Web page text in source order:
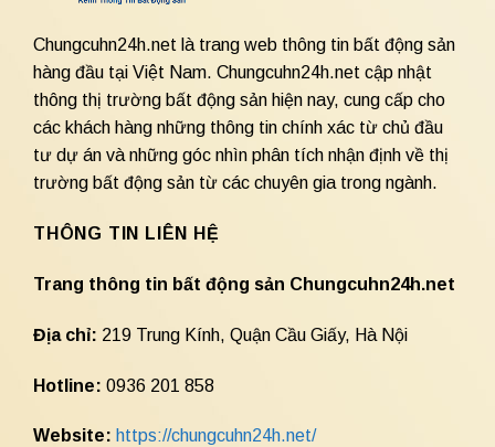
Chungcuhn24h.net là trang web thông tin bất động sản
hàng đầu tại Việt Nam. Chungcuhn24h.net cập nhật
thông thị trường bất động sản hiện nay, cung cấp cho
các khách hàng những thông tin chính xác từ chủ đầu
tư dự án và những góc nhìn phân tích nhận định về thị
trường bất động sản từ các chuyên gia trong ngành.
THÔNG TIN LIÊN HỆ
Trang thông tin bất động sản Chungcuhn24h.net
Địa chỉ: 219 Trung Kính, Quận Cầu Giấy, Hà Nội
Hotline: 0936 201 858
Website: https://chungcuhn24h.net/